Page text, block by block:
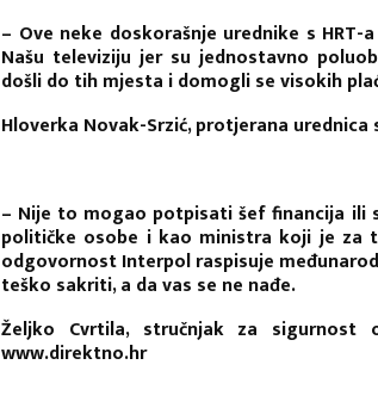
– Ove neke doskorašnje urednike s
Našu televiziju jer su jednostavno
došli do tih mjesta i domogli se visokih
Hloverka Novak-Srzić, protjerana urednica
– Nije to mogao potpisati šef financija ili
političke osobe i kao ministra koji je za
odgovornost Interpol raspisuje
teško sakriti, a da vas se ne nađe.
Željko Cvrtila, stručnjak za sigurnost
www.direktno.hr